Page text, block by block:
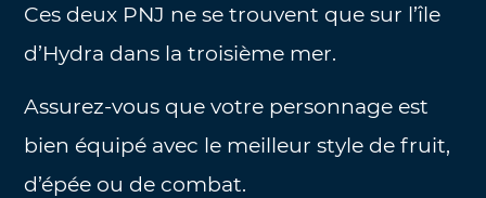
Ces deux PNJ ne se trouvent que sur l’île
d’Hydra dans la troisième mer.
Assurez-vous que votre personnage est
bien équipé avec le meilleur style de fruit,
d’épée ou de combat.